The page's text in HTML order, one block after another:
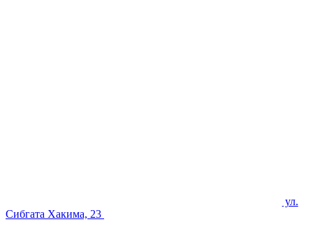
ул.
Сибгата Хакима, 23